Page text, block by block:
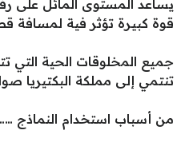
يساعد المستوى المائل على
قوة كبيرة تؤثر فية لمسافة
جميع المخلوقات الحية التي
تنتمي إلى مملكة البكتيريا
من أسباب استخدام النماذج